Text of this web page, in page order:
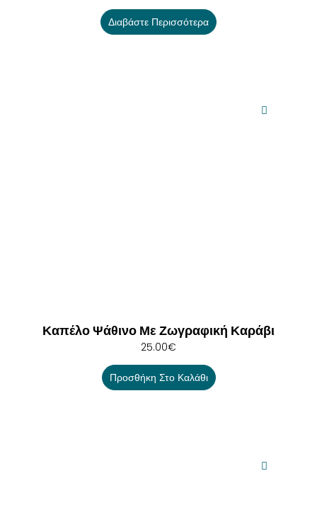
Διαβάστε Περισσότερα
Καπέλο Ψάθινο Με Ζωγραφική Καράβι
25.00€
Προσθήκη Στο Καλάθι